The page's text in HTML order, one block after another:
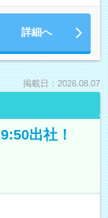
詳細へ
掲載日：2026.08.07
出社！